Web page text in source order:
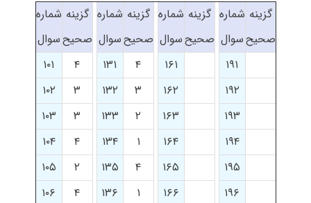
گزینه
صحیح
شماره
سوال
گزینه
صحیح
شماره
سوال
گزینه
صحیح
شماره
سوال
گزینه
صحیح
شماره
سوال
۱۹۱
۱۶۱ ۴ ۱۳۱ ۴
۱۰۱
۱۹۲
۱۶۲ ۳ ۱۳۲ ۳
۱۰۲
۱۹۳
۱۶۳ ۲ ۱۳۳ ۳
۱۰۳
۱۹۴
۱۶۴ ۱ ۱۳۴ ۴
۱۰۴
۱۹۵
۱۶۵ ۴ ۱۳۵ ۲
۱۰۵
۱۹۶
۱۶۶ ۱ ۱۳۶ ۴
۱۰۶